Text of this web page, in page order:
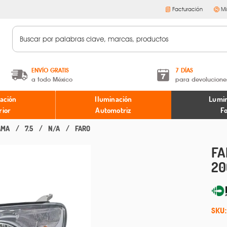
Facturación
ENVÍO GRATIS
a todo México
A partir de $599 MXN.
* Aplican restricciones
7 DÍAS
para
Términos y condiciones
Políticas de devoluciones
Iluminación
Automotriz
7.5 N/A FARO
SKU: